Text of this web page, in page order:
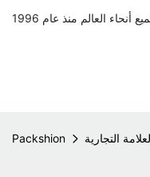
Packshion التجارية